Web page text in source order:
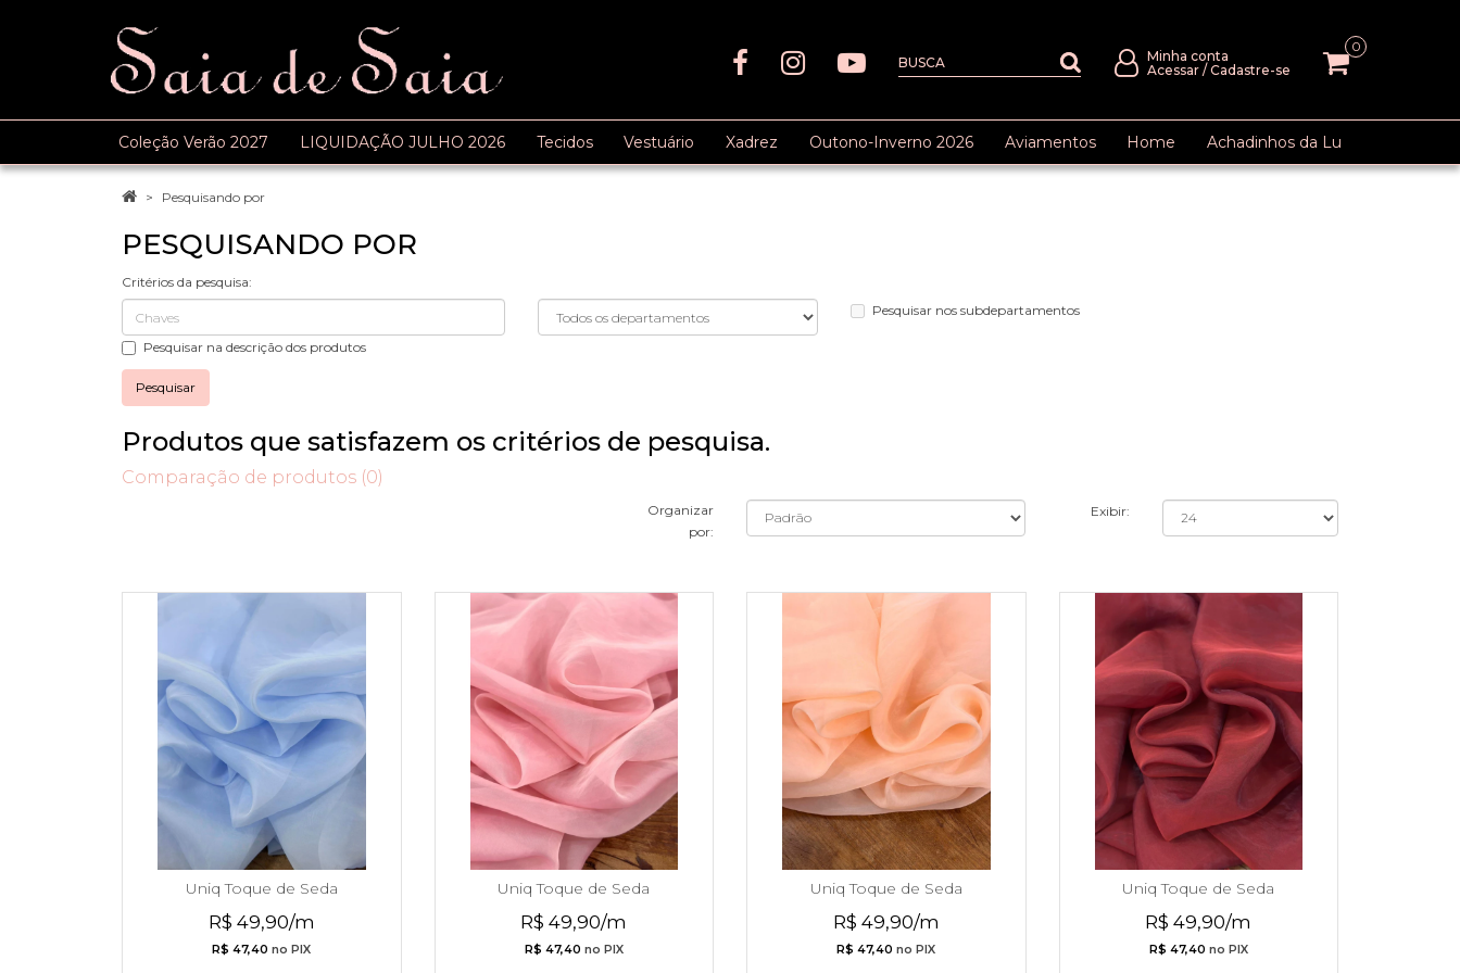
Minha conta
Acessar / Cadastre-se
0
Coleção Verão 2027 LIQUIDAÇÃO JULHO 2026 Tecidos Vestuário Xadrez Outono-Inverno 2026 Aviamentos Home Achadinhos da Lu
Pesquisando por
PESQUISANDO POR
Critérios da pesquisa:
Pesquisar nos subdepartamentos
Pesquisar na descrição dos produtos
Produtos que satisfazem os critérios de pesquisa.
Comparação de produtos (0)
Organizar
por:
Exibir:
Uniq Toque de Seda
R$ 49,90/m
R$ 47,40 no PIX
Uniq Toque de Seda
R$ 49,90/m
R$ 47,40 no PIX
Uniq Toque de Seda
R$ 49,90/m
R$ 47,40 no PIX
Uniq Toque de Seda
R$ 49,90/m
R$ 47,40 no PIX